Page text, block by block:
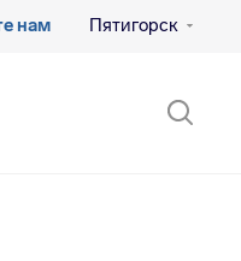
Пятигорск
нам